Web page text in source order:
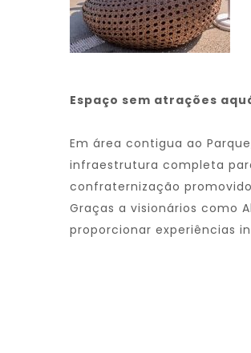
Espaço sem atrações
Em área contigua ao
infraestrutura completa
confraternização
Graças a visionários como
proporcionar experiências